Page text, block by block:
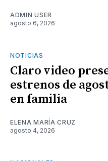
ADMIN USER
agosto 6, 2026
NOTICIAS
Claro video
estrenos de
en familia
ELENA MARÍA CRUZ
agosto 4, 2026